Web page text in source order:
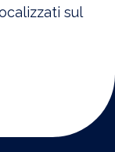
sul